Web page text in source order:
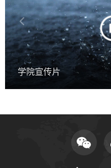
学院宣传片